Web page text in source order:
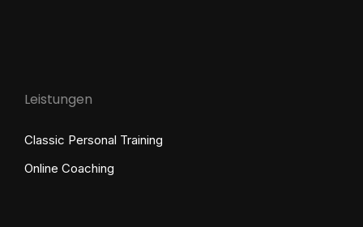
Leistungen
Classic Personal Training
Online Coaching